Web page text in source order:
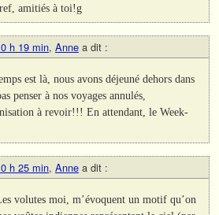
amitiés à toi!g
h 19 min, Anne a dit :
est là, nous avons déjeuné dehors dans
penser à nos voyages annulés,
à revoir!!! En attendant, le Week-
h 25 min, Anne a dit :
volutes moi, m’évoquent un motif qu’on